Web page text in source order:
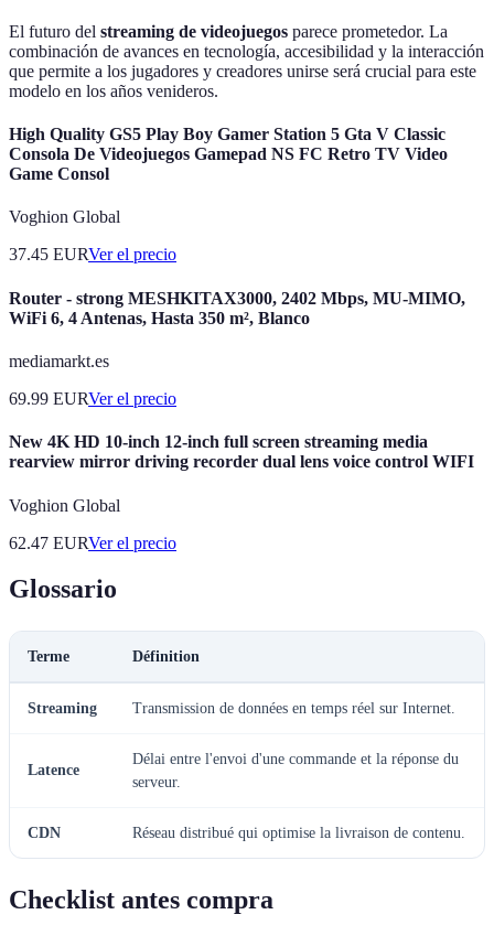
El futuro del streaming de videojuegos parece prometedor. La
combinación de avances en tecnología, accesibilidad y la interacción
que permite a los jugadores y creadores unirse será crucial para este
modelo en los años venideros.
High Quality GS5 Play Boy Gamer Station 5 Gta V Classic
Consola De Videojuegos Gamepad NS FC Retro TV Video
Game Consol
Voghion Global
37.45 EURVer el precio
Router - strong MESHKITAX3000, 2402 Mbps, MU-MIMO,
WiFi 6, 4 Antenas, Hasta 350 m², Blanco
mediamarkt.es
69.99 EURVer el precio
New 4K HD 10-inch 12-inch full screen streaming media
rearview mirror driving recorder dual lens voice control WIFI
Voghion Global
62.47 EURVer el precio
Glossario
Terme Définition
Streaming Transmission de données en temps réel sur Internet.
Latence
Délai entre l'envoi d'une commande et la réponse du
serveur.
CDN Réseau distribué qui optimise la livraison de contenu.
Checklist antes compra